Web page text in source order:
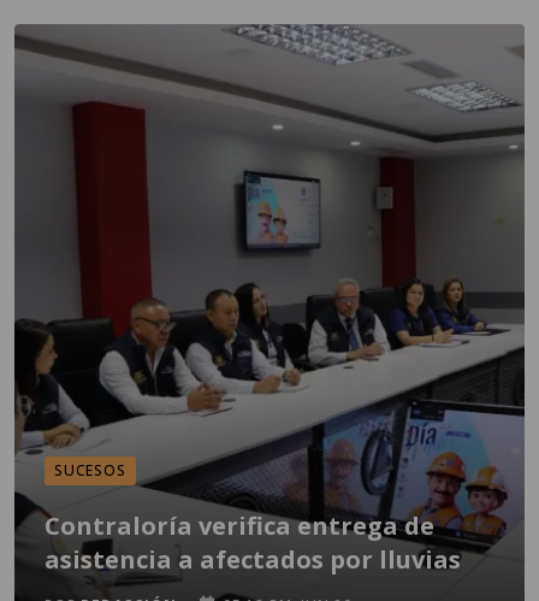
SUCESOS
Contraloría verifica entrega de
asistencia a afectados por lluvias